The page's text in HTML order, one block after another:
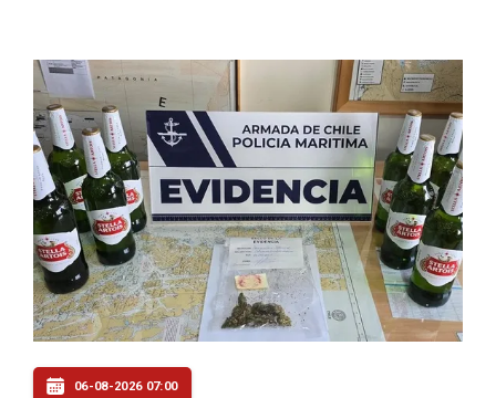
06-08-2026 07:00